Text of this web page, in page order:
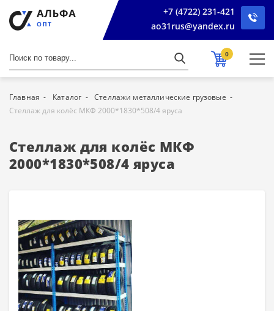
+7 (4722) 231-421
ao31rus@yandex.ru
0
Главная Каталог
Стеллажи металлические грузовые
Стеллаж для колёс МКФ 2000*1830*508/4 яруса
Стеллаж для колёс МКФ
2000*1830*508/4 яруса